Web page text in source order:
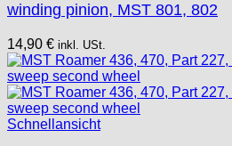
winding pinion, MST 801, 802
14,90 € inkl. USt.
Schnellansicht